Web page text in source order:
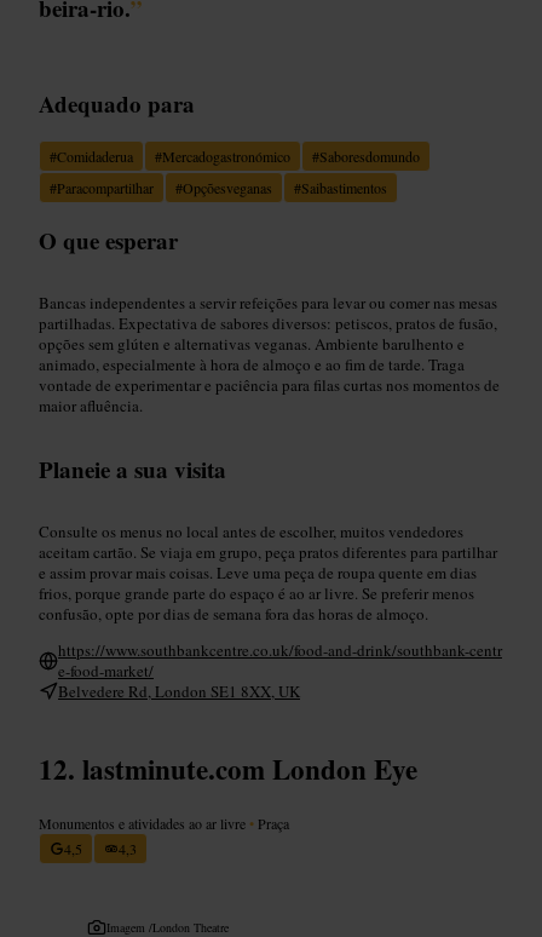
beira-rio.”
Adequado para
#Comidaderua #Mercadogastronómico #Saboresdomundo
#Paracompartilhar #Opçõesveganas #Saibastimentos
O que esperar
Bancas independentes a servir refeições para levar ou comer nas mesas
partilhadas. Expectativa de sabores diversos: petiscos, pratos de fusão,
opções sem glúten e alternativas veganas. Ambiente barulhento e
animado, especialmente à hora de almoço e ao fim de tarde. Traga
vontade de experimentar e paciência para filas curtas nos momentos de
maior afluência.
Planeie a sua visita
Consulte os menus no local antes de escolher, muitos vendedores
aceitam cartão. Se viaja em grupo, peça pratos diferentes para partilhar
e assim provar mais coisas. Leve uma peça de roupa quente em dias
frios, porque grande parte do espaço é ao ar livre. Se preferir menos
confusão, opte por dias de semana fora das horas de almoço.
https://www.southbankcentre.co.uk/food-and-drink/southbank-centr
e-food-market/
Belvedere Rd, London SE1 8XX, UK
lastminute.com London Eye
Monumentos e atividades ao ar livre • Praça
4,5
4,3
Imagem /London Theatre